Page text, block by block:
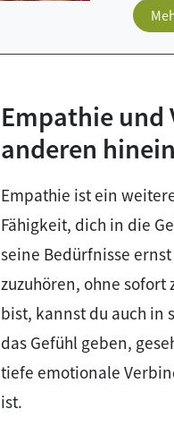
Empathie und
anderen
Empathie ist ein
Fähigkeit, dich in die
seine Bedürfnisse
zuzuhören, ohne
bist, kannst du auch in
das Gefühl geben,
tiefe emotionale
ist.